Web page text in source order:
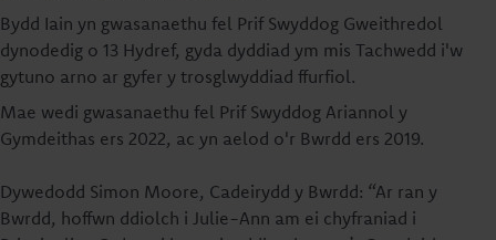
Bydd Iain yn gwasanaethu fel Prif Swyddog Gweithredol
dynodedig o 13 Hydref, gyda dyddiad ym mis Tachwedd i'w
gytuno arno ar gyfer y trosglwyddiad ffurfiol.
Mae wedi gwasanaethu fel Prif Swyddog Ariannol y
Gymdeithas ers 2022, ac yn aelod o'r Bwrdd ers 2019.
Dywedodd Simon Moore, Cadeirydd y Bwrdd: “Ar ran y
Bwrdd, hoffwn ddiolch i Julie-Ann am ei chyfraniad i